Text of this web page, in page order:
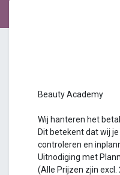
Beauty Academy
Wij hanteren het
Dit betekent dat wij
controleren en
Uitnodiging met
(Alle Prijzen zjin excl.